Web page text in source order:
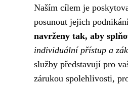
Naším cílem je
posunout jejich
navrženy tak, aby
individuální přístup a
služby představují pro
zárukou spolehlivosti,